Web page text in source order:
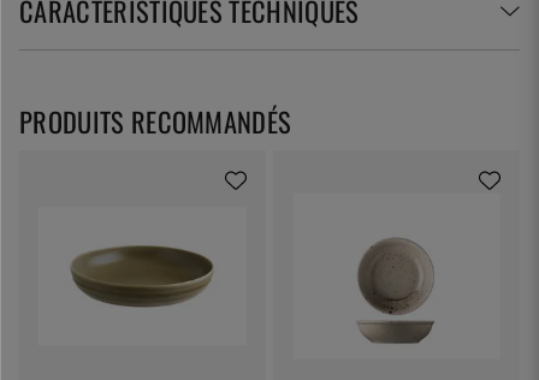
CARACTÉRISTIQUES TECHNIQUES
PRODUITS RECOMMANDÉS